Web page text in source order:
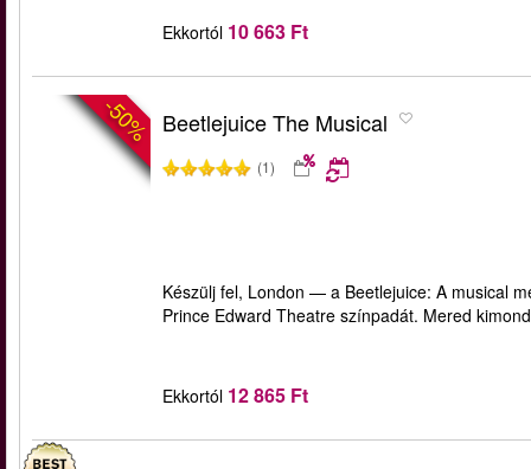
Ekkortól 10 663 Ft
-50% Beetlejuice The Musical
(1)
Készülj fel, London — a Beetlejuice: A musical
Prince Edward Theatre színpadát. Mered
Ekkortól 12 865 Ft